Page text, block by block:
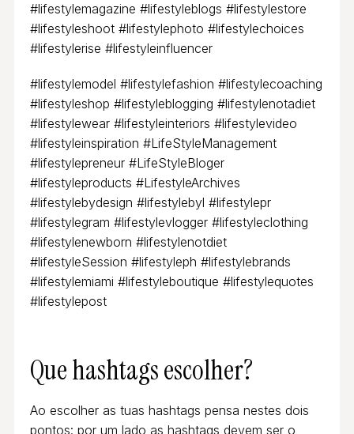
#lifestylemagazine #lifestyleblogs #lifestylestore
#lifestyleshoot #lifestylephoto #lifestylechoices
#lifestylerise #lifestyleinfluencer
#lifestylemodel #lifestylefashion #lifestylecoaching
#lifestyleshop #lifestyleblogging #lifestylenotadiet
#lifestylewear #lifestyleinteriors #lifestylevideo
#lifestyleinspiration #LifeStyleManagement
#lifestylepreneur #LifeStyleBloger
#lifestyleproducts #LifestyleArchives
#lifestylebydesign #lifestylebyl #lifestylepr
#lifestylegram #lifestylevlogger #lifestyleclothing
#lifestylenewborn #lifestylenotdiet
#lifestyleSession #lifestyleph #lifestylebrands
#lifestylemiami #lifestyleboutique #lifestylequotes
#lifestylepost
Que hashtags escolher?
Ao escolher as tuas hashtags pensa nestes dois
pontos: por um lado as hashtags devem ser o